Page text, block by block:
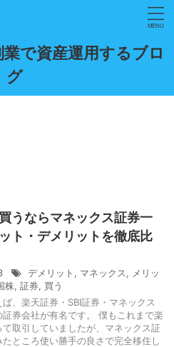
で資産運用するブロ
グ
うならマネックス証券一
ト・デメリットを徹底比
デメリット , マネックス, メリッ
株, 証券, 買う
、楽天証券・SBI証券・マネックス
券会社が有名です。 僕もこれまで楽
て取引していましたが、マネックス証
たところ使い勝手の良さで完全移住し